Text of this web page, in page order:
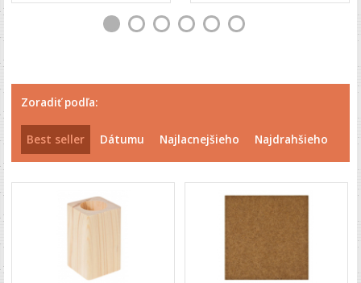
Zoradiť podľa:
Best seller Dátumu Najlacnejšieho Najdrahšieho